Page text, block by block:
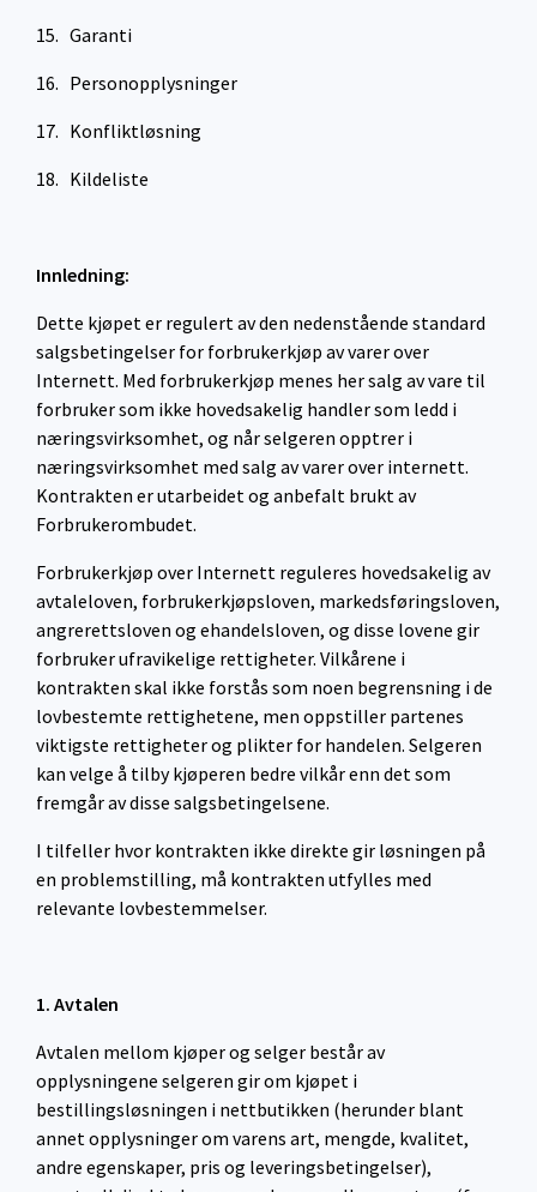
15. Garanti
16. Personopplysninger
17. Konfliktløsning
18. Kildeliste
Innledning:
Dette kjøpet er regulert av den nedenstående standard
salgsbetingelser for forbrukerkjøp av varer over
Internett. Med forbrukerkjøp menes her salg av vare til
forbruker som ikke hovedsakelig handler som ledd i
næringsvirksomhet, og når selgeren opptrer i
næringsvirksomhet med salg av varer over internett.
Kontrakten er utarbeidet og anbefalt brukt av
Forbrukerombudet.
Forbrukerkjøp over Internett reguleres hovedsakelig av
avtaleloven, forbrukerkjøpsloven, markedsføringsloven,
angrerettsloven og ehandelsloven, og disse lovene gir
forbruker ufravikelige rettigheter. Vilkårene i
kontrakten skal ikke forstås som noen begrensning i de
lovbestemte rettighetene, men oppstiller partenes
viktigste rettigheter og plikter for handelen. Selgeren
kan velge å tilby kjøperen bedre vilkår enn det som
fremgår av disse salgsbetingelsene.
I tilfeller hvor kontrakten ikke direkte gir løsningen på
en problemstilling, må kontrakten utfylles med
relevante lovbestemmelser.
1. Avtalen
Avtalen mellom kjøper og selger består av
opplysningene selgeren gir om kjøpet i
bestillingsløsningen i nettbutikken (herunder blant
annet opplysninger om varens art, mengde, kvalitet,
andre egenskaper, pris og leveringsbetingelser),